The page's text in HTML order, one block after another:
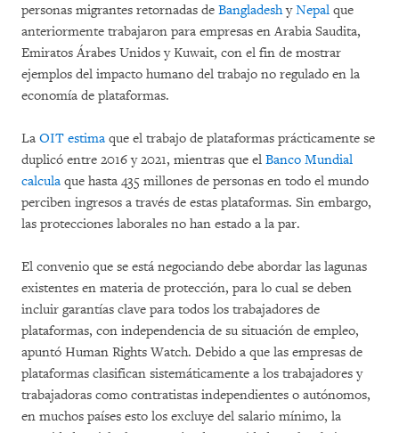
personas migrantes retornadas de BangladeshyNepal que
anteriormente trabajaron para empresas en Arabia Saudita,
Emiratos Árabes Unidos y Kuwait, con el fin de mostrar
ejemplos del impacto humano del trabajo no regulado en la
economía de plataformas.
La OIT estima que el trabajo de plataformas prácticamente se
duplicó entre 2016 y 2021, mientras que el Banco Mundial
calcula que hasta 435 millones de personas en todo el mundo
perciben ingresos a través de estas plataformas. Sin embargo,
las protecciones laborales no han estado a la par.
El convenio que se está negociando debe abordar las lagunas
existentes en materia de protección, para lo cual se deben
incluir garantías clave para todos los trabajadores de
plataformas, con independencia de su situación de empleo,
apuntó Human Rights Watch. Debido a que las empresas de
plataformas clasifican sistemáticamente a los trabajadores y
trabajadoras como contratistas independientes o autónomos,
en muchos países esto los excluye del salario mínimo, la